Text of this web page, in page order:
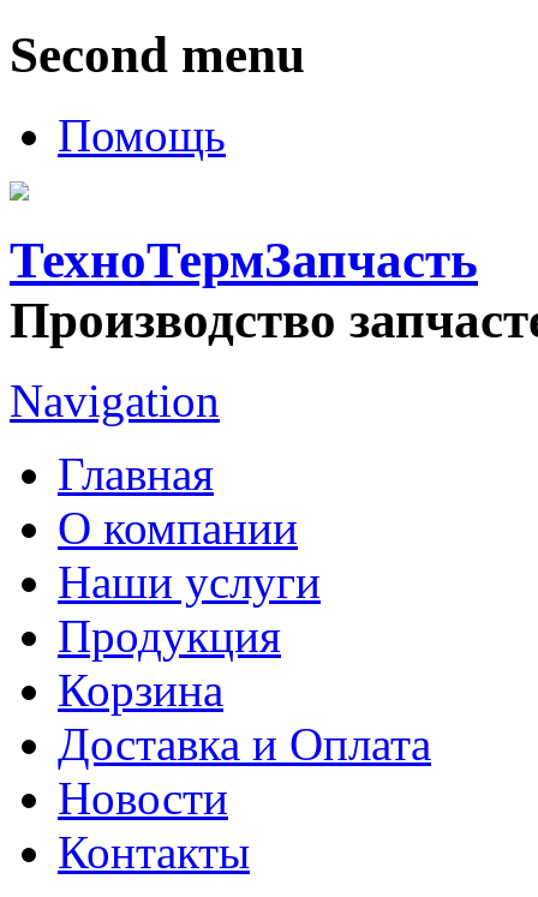
Second menu
Помощь
ТехноТермЗапчасть
Производство
Navigation
Главная
О компании
Наши услуги
Продукция
Корзина
Доставка и Оплата
Новости
Контакты